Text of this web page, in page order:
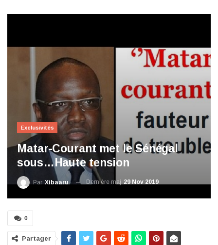
Exclusivités
Matar-Courant met le Sénégal
sous…Haute tension
Par Xibaaru Dernière maj 29 Nov 2019
0
Partager